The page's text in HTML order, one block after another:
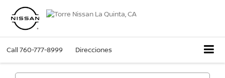
Call760-777-8999 Direcciones